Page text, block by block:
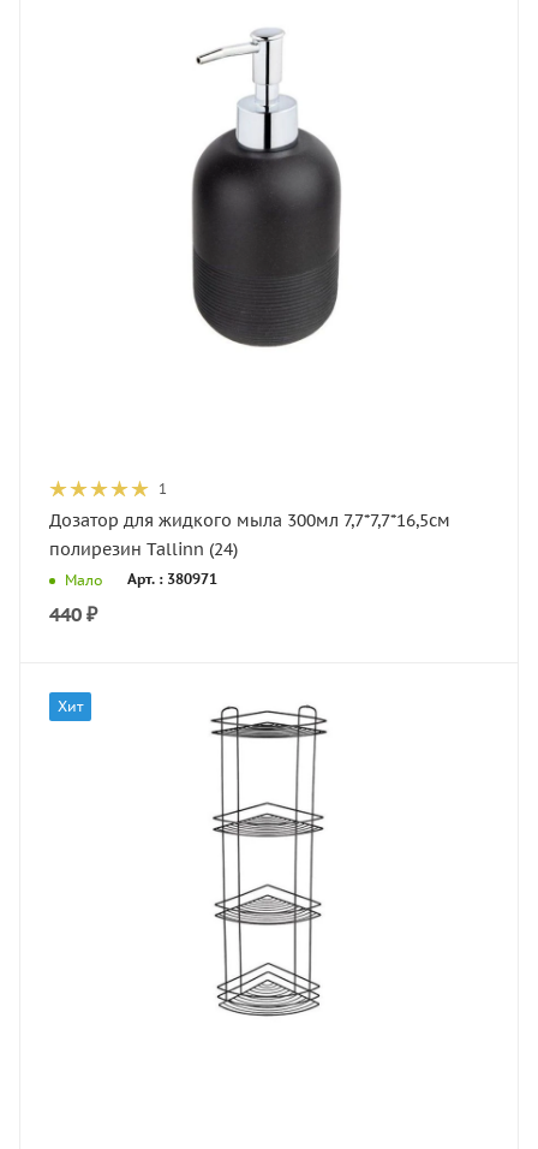
1
Дозатор для жидкого мыла 300мл 7,7*7,7*16,5см
полирезин Tallinn (24)
Мало Арт. : 380971
440 ₽
Хит